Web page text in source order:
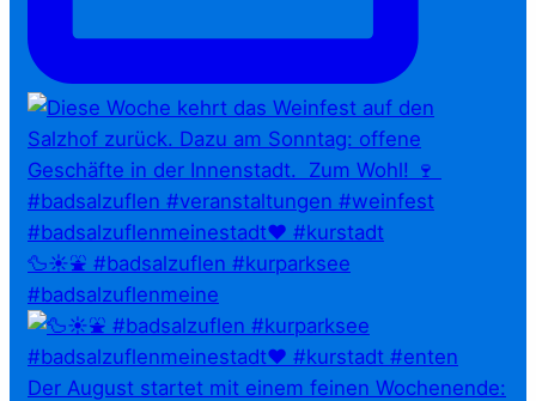
🦆☀️⛲ #badsalzuflen #kurparksee
#badsalzuflenmeine
Der August startet mit einem feinen Wochenende: